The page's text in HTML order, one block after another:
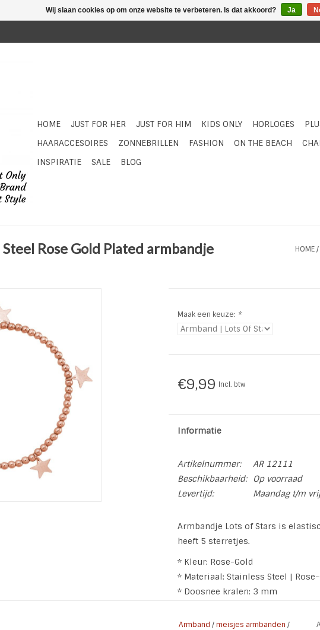
HOME JUST FOR HER JUST FOR HIM KIDS ONLY HORLOGES
HAARACCESOIRES
ZONNEBRILLEN FASHION ON THE BEACH
INSPIRATIE
SALE BLOG
Rose Gold Plated armbandje
HOME/
Maak een keuze: *
€9,99 Incl. btw
Informatie
Artikelnummer:
AR 12111
Beschikbaarheid:
Op voorraad
Levertijd:
Maandag t/m
Armbandje Lots of Stars is
heeft 5 sterretjes.
* Kleur: Rose-Gold
* Materiaal: Stainless Steel |
* Doosnee kralen: 3 mm
* Soort: Elastisch
Armband /meisjes armbanden /
Wij slaan cookies op om onze website te verbeteren. Is dat akkoord? Ja